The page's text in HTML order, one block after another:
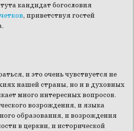
кандидат богословия
, приветствуя гостей
и это очень чувствуется не
нашей страны, но и в духовных
много интересных вопросов.
возрождения, и языка
образования, и возрождения
в церкви, и исторической